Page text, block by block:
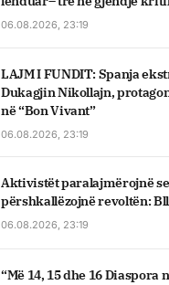
06.08.2026, 23:19
LAJM I FUNDIT: Spanja
Dukagjin Nikollajn,
në “Bon Vivant”
06.08.2026, 23:19
Aktivistët paralajmërojnë
përshkallëzojnë revoltën:
06.08.2026, 23:19
“Më 14, 15 dhe 16 Diaspora